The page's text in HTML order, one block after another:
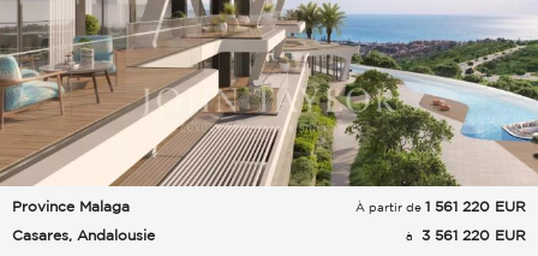
Province Malaga
Casares, Andalousie
À partir de 1 561 220 EUR
à
3 561 220 EUR